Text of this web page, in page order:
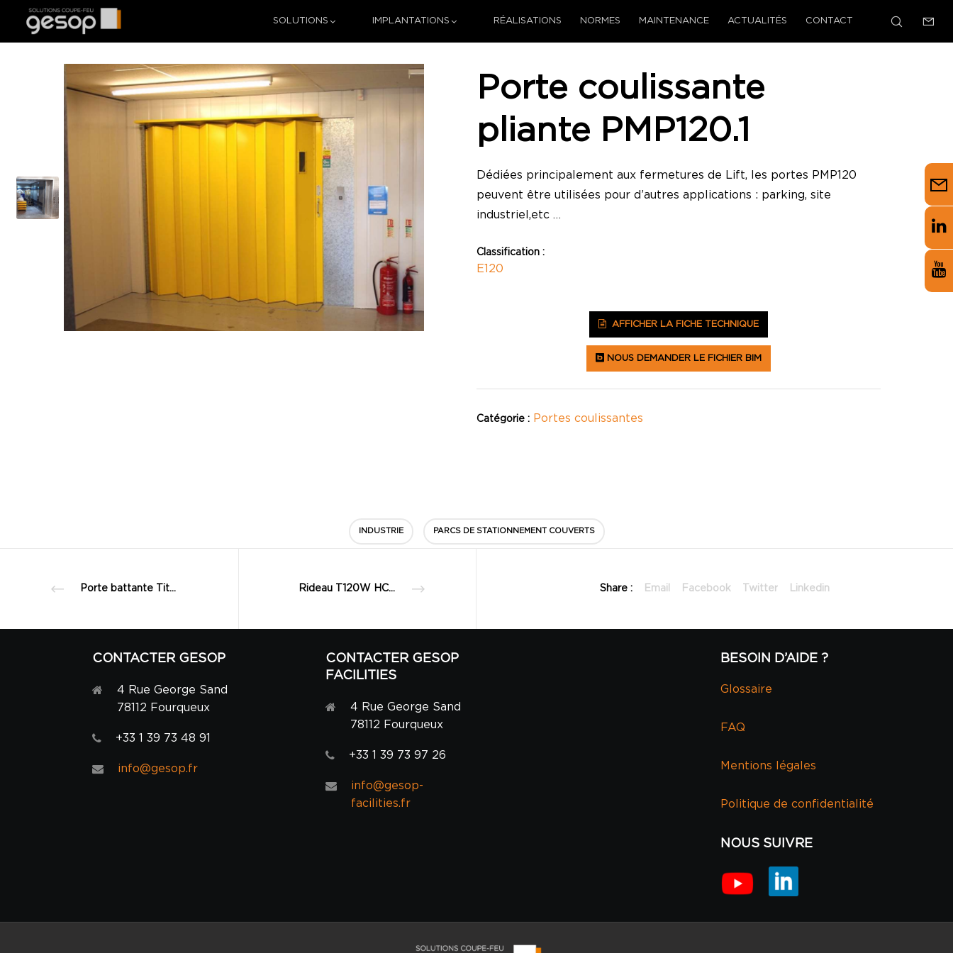
SOLUTIONS IMPLANTATIONS RÉALISATIONS NORMES MAINTENANCE ACTUALITÉS CONTACT
Porte coulissante
pliante PMP120.1
Dédiées principalement aux fermetures de Lift, les portes PMP120
peuvent être utilisées pour d’autres applications : parking, site
industriel,etc …
Classification :
E120
AFFICHER LA FICHE TECHNIQUE
NOUS DEMANDER LE FICHIER BIM
Catégorie : Portes coulissantes
INDUSTRIE PARCS DE STATIONNEMENT COUVERTS
Porte battante Titanium Rideau T120W HCM Share : Email Facebook Twitter Linkedin
CONTACTER GESOP
4 Rue George Sand
78112 Fourqueux
+33 1 39 73 48 91
info@gesop.fr
CONTACTER GESOP
FACILITIES
4 Rue George Sand
78112 Fourqueux
+33 1 39 73 97 26
info@gesop-
facilities.fr
BESOIN D’AIDE ?
Glossaire
FAQ
Mentions légales
Politique de confidentialité
NOUS SUIVRE